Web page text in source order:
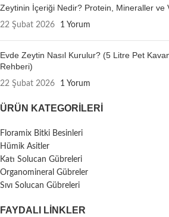
Zeytinin İçeriği Nedir? Protein, Mineraller ve
22 Şubat 2026 1 Yorum
Evde Zeytin Nasıl Kurulur? (5 Litre Pet
Rehberi)
22 Şubat 2026 1 Yorum
ÜRÜN KATEGORILERI
Floramix Bitki Besinleri
Hümik Asitler
Katı Solucan Gübreleri
Organomineral Gübreler
Sıvı Solucan Gübreleri
FAYDALI LİNKLER